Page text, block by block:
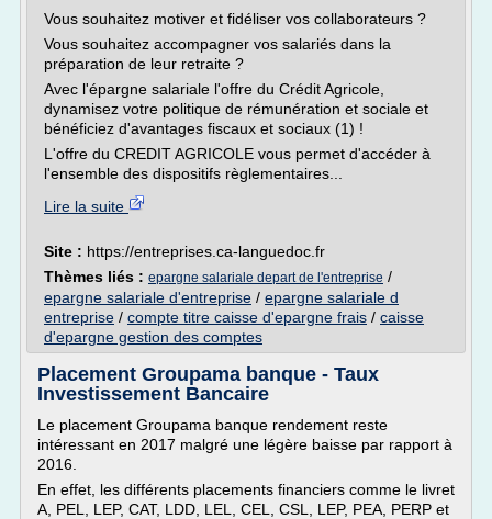
Vous souhaitez motiver et fidéliser vos collaborateurs ?
Vous souhaitez accompagner vos salariés dans la
préparation de leur retraite ?
Avec l'épargne salariale l'offre du Crédit Agricole,
dynamisez votre politique de rémunération et sociale et
bénéficiez d'avantages fiscaux et sociaux (1) !
L'offre du CREDIT AGRICOLE vous permet d'accéder à
l'ensemble des dispositifs règlementaires...
Lire la suite
Site : https://entreprises.ca-languedoc.fr
Thèmes liés : epargne salariale depart de l'entreprise /
epargne salariale d'entreprise / epargne salariale d
entreprise / compte titre caisse d'epargne frais / caisse
d'epargne gestion des comptes
Placement Groupama banque - Taux
Investissement Bancaire
Le placement Groupama banque rendement reste
intéressant en 2017 malgré une légère baisse par rapport à
2016.
En effet, les différents placements financiers comme le livret
A, PEL, LEP, CAT, LDD, LEL, CEL, CSL, LEP, PEA, PERP et